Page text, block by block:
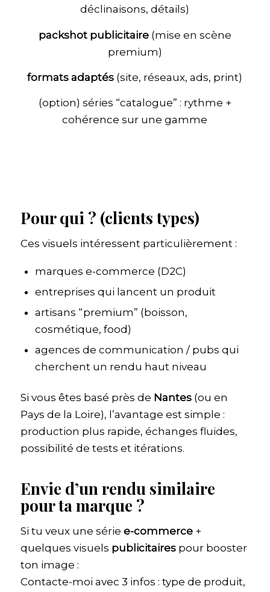
déclinaisons, détails)
packshot publicitaire(mise en scène
premium)
formats adaptés (site, réseaux, ads, print)
(option) séries “catalogue” : rythme +
cohérence sur une gamme
Pour qui ? (clients types)
Ces visuels intéressent particulièrement :
marques e-commerce (D2C)
entreprises qui lancent un produit
artisans “premium” (boisson,
cosmétique, food)
agences de communication / pubs qui
cherchent un rendu haut niveau
Si vous êtes basé près de Nantes(ou en
Pays de la Loire), l’avantage est simple :
production plus rapide, échanges fluides,
possibilité de tests et itérations.
Envie d’un rendu similaire
pour ta marque ?
Si tu veux une série e-commerce+
quelques visuels publicitairespour booster
ton image :
Contacte-moi avec 3 infos : type de produit,